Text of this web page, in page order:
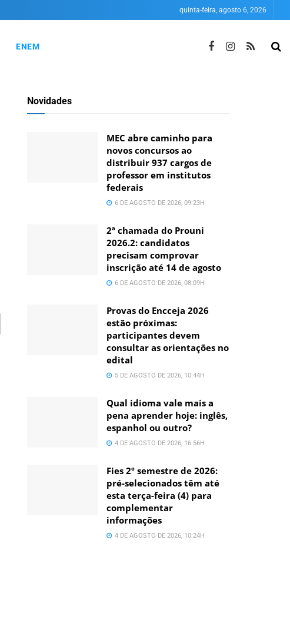
quinta-feira, agosto 6, 2026
ENEM
Novidades
MEC abre caminho para
novos concursos ao
distribuir 937 cargos de
professor em institutos
federais
6 DE AGOSTO DE 2026, 09:23H
2ª chamada do Prouni
2026.2: candidatos
precisam comprovar
inscrição até 14 de agosto
6 DE AGOSTO DE 2026, 08:09H
Provas do Encceja 2026
estão próximas:
participantes devem
consultar as orientações no
edital
5 DE AGOSTO DE 2026, 10:44H
Qual idioma vale mais a
pena aprender hoje: inglês,
espanhol ou outro?
4 DE AGOSTO DE 2026, 16:56H
Fies 2º semestre de 2026:
pré-selecionados têm até
esta terça-feira (4) para
complementar
informações
4 DE AGOSTO DE 2026, 10:24H